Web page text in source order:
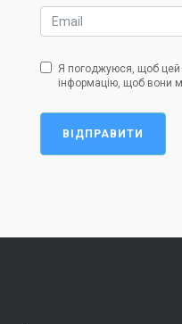
Я погоджуюся, щоб цей
інформацію, щоб вони
ВІДПРАВИТИ